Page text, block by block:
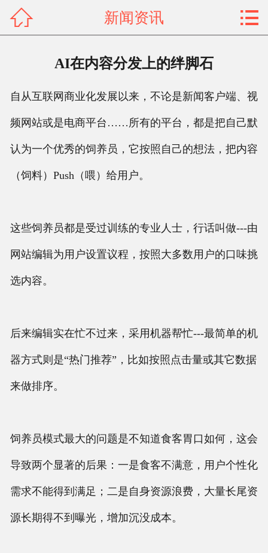
客户留言
人才招聘
 新闻资讯 
AI在内容分发上的绊脚石
自从互联网商业化发展以来，不论是新闻客户端、视
频网站或是电商平台……所有的平台，都是把自己默
认为一个优秀的饲养员，它按照自己的想法，把内容
（饲料）Push（喂）给用户。
这些饲养员都是受过训练的专业人士，行话叫做---由
网站编辑为用户设置议程，按照大多数用户的口味挑
选内容。
后来编辑实在忙不过来，采用机器帮忙---最简单的机
器方式则是“热门推荐”，比如按照点击量或其它数据
来做排序。
饲养员模式最大的问题是不知道食客胃口如何，这会
导致两个显著的后果：一是食客不满意，用户个性化
需求不能得到满足；二是自身资源浪费，大量长尾资
源长期得不到曝光，增加沉没成本。